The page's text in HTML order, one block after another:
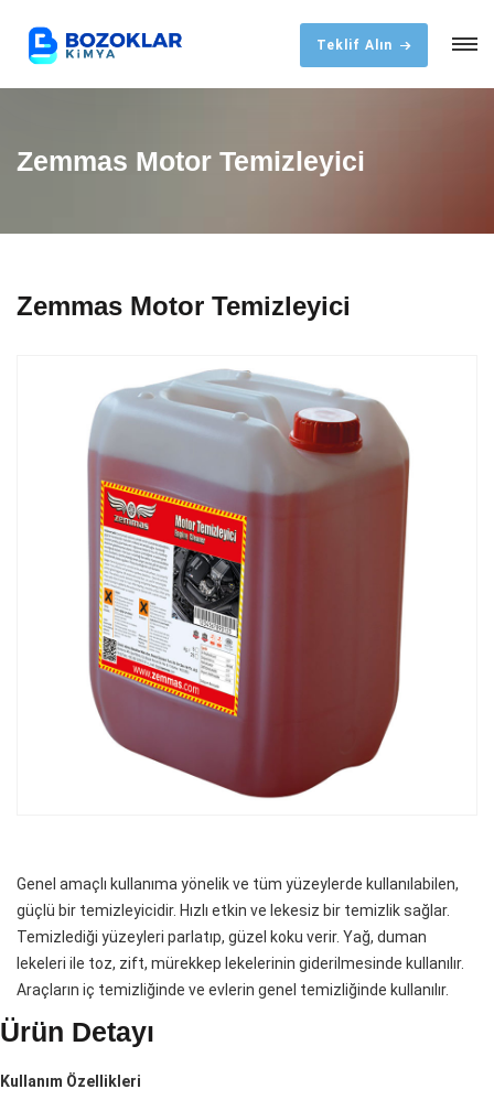
Teklif Alın
Zemmas Motor Temizleyici
Zemmas Motor Temizleyici
Genel amaçlı kullanıma yönelik ve tüm yüzeylerde kullanılabilen,
güçlü bir temizleyicidir. Hızlı etkin ve lekesiz bir temizlik sağlar.
Temizlediği yüzeyleri parlatıp, güzel koku verir. Yağ, duman
lekeleri ile toz, zift, mürekkep lekelerinin giderilmesinde kullanılır.
Araçların iç temizliğinde ve evlerin genel temizliğinde kullanılır.
Ürün Detayı
Kullanım Özellikleri